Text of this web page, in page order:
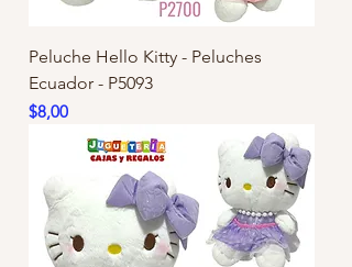
Peluche Hello Kitty - Peluches
Ecuador - P5093
Precio
$8,00